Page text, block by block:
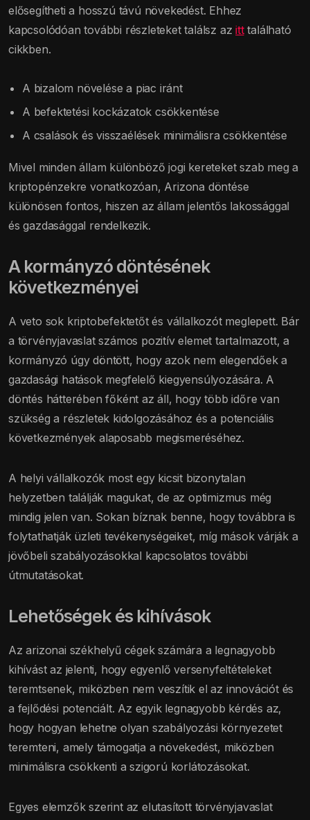
elősegítheti a hosszú távú növekedést. Ehhez
kapcsolódóan további részleteket találsz azitttalálható
cikkben.
A bizalom növelése a piac iránt
A befektetési kockázatok csökkentése
A csalások és visszaélések minimálisra csökkentése
Mivel minden állam különböző jogi kereteket szab meg a
kriptopénzekre vonatkozóan, Arizona döntése
különösen fontos, hiszen az állam jelentős lakossággal
és gazdasággal rendelkezik.
A kormányzó döntésének
következményei
A veto sok kriptobefektetőt és vállalkozót meglepett. Bár
a törvényjavaslat számos pozitív elemet tartalmazott, a
kormányzó úgy döntött, hogy azok nem elegendőek a
gazdasági hatások megfelelő kiegyensúlyozására. A
döntés hátterében főként az áll, hogy több időre van
szükség a részletek kidolgozásához és a potenciális
következmények alaposabb megismeréséhez.
A helyi vállalkozók most egy kicsit bizonytalan
helyzetben találják magukat, de az optimizmus még
mindig jelen van. Sokan bíznak benne, hogy továbbra is
folytathatják üzleti tevékenységeiket, míg mások várják a
jövőbeli szabályozásokkal kapcsolatos további
útmutatásokat.
Lehetőségek és kihívások
Az arizonai székhelyű cégek számára a legnagyobb
kihívást az jelenti, hogy egyenlő versenyfeltételeket
teremtsenek, miközben nem veszítik el az innovációt és
a fejlődési potenciált. Az egyik legnagyobb kérdés az,
hogy hogyan lehetne olyan szabályozási környezetet
teremteni, amely támogatja a növekedést, miközben
minimálisra csökkenti a szigorú korlátozásokat.
Egyes elemzők szerint az elutasított törvényjavaslat